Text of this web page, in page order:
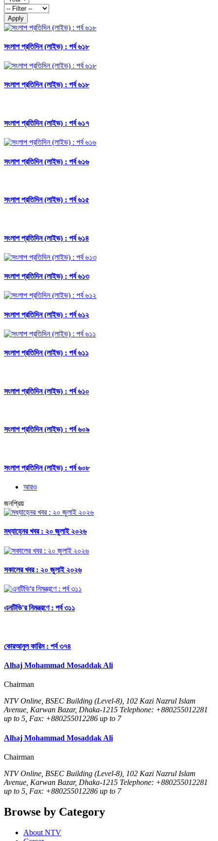
Apply
সংলাপ প্রতিদিন (লাইভ) : পর্ব ৬১৮
সংলাপ প্রতিদিন (লাইভ) : পর্ব ৬১৮
সংলাপ প্রতিদিন (লাইভ) : পর্ব ৬১৭
সংলাপ প্রতিদিন (লাইভ) : পর্ব ৬১৬
সংলাপ প্রতিদিন (লাইভ) : পর্ব ৬১৫
সংলাপ প্রতিদিন (লাইভ) : পর্ব ৬১৪
সংলাপ প্রতিদিন (লাইভ) : পর্ব ৬১৩
সংলাপ প্রতিদিন (লাইভ) : পর্ব ৬১২
সংলাপ প্রতিদিন (লাইভ) : পর্ব ৬১১
সংলাপ প্রতিদিন (লাইভ) : পর্ব ৬১০
সংলাপ প্রতিদিন (লাইভ) : পর্ব ৬০৯
সংলাপ প্রতিদিন (লাইভ) : পর্ব ৬০৮
আরও
জনপ্রিয়
মধ্যাহ্নের খবর : ২০ জুলাই ২০২৬
সকালের খবর : ২০ জুলাই ২০২৬
এনটিভি'র নিমন্ত্রণে : পর্ব ৩১১
কোরআনুল কারিম : পর্ব ৩৭৪
Alhaj Mohammad Mosaddak Ali
Chairman
NTV Online, BSEC Building (Level-8), 102 Kazi Nazrul Islam
Avenue, Karwan Bazar, Dhaka-1215 Telephone: +880255012281
up to 5, Fax: +880255012286 up to 7
Alhaj Mohammad Mosaddak Ali
Chairman
NTV Online, BSEC Building (Level-8), 102 Kazi Nazrul Islam
Avenue, Karwan Bazar, Dhaka-1215 Telephone: +880255012281
up to 5, Fax: +880255012286 up to 7
Browse by Category
About NTV